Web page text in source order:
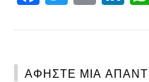
ΑΦΉΣΤΕ ΜΙΑ